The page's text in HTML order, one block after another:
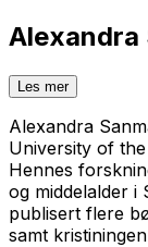
Alexandra
Les mer
Alexandra
University of
Hennes
og middelalder i
publisert flere
samt